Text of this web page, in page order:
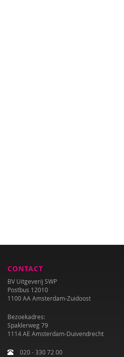
CONTACT
BV Uitgeverij SWP
Postbus 12010
1100 AA Amsterdam-Zuidoost
Bezoekadres:
Spaklerweg 79
1114 AE Amsterdam-Duivendrecht
020 - 330 72 00